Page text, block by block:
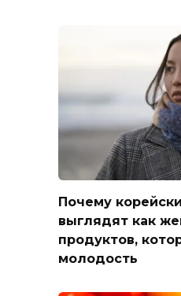
Почему
выглядят как
продуктов,
молодость